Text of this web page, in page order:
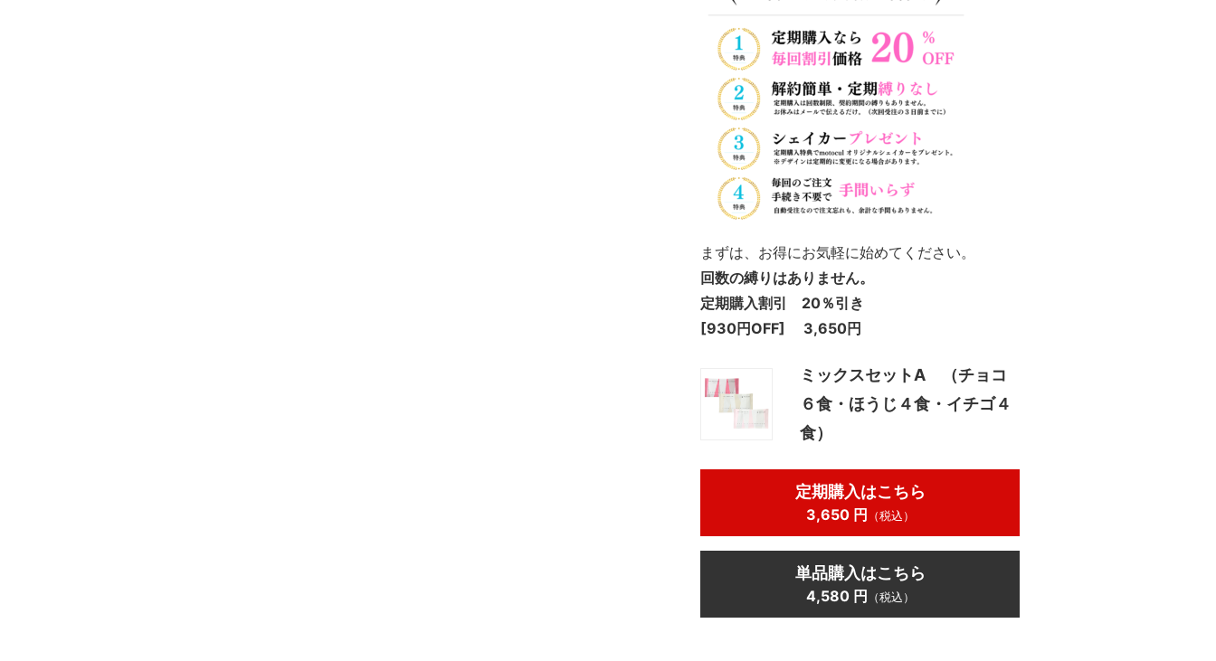
まずは、お得にお気軽に始めてください。
回数の縛りはありません。
定期購入割引 20％引き
[930円OFF] 3,650円
ミックスセットA （チョコ
６食・ほうじ４食・イチゴ４
食）
定期購入はこちら
3,650 円 （税込）
単品購入はこちら
4,580 円 （税込）